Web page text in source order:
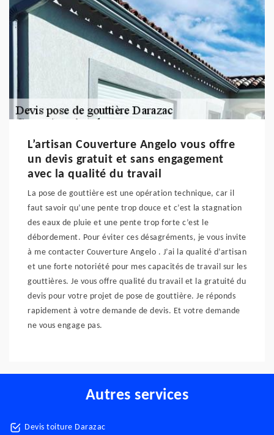
L’artisan Couverture Angelo vous offre
un devis gratuit et sans engagement
avec la qualité du travail
La pose de gouttière est une opération technique, car il
faut savoir qu’une pente trop douce et c’est la stagnation
des eaux de pluie et une pente trop forte c’est le
débordement. Pour éviter ces désagréments, je vous invite
à me contacter Couverture Angelo . J’ai la qualité d’artisan
et une forte notoriété pour mes capacités de travail sur les
gouttières. Je vous offre qualité du travail et la gratuité du
devis pour votre projet de pose de gouttière. Je réponds
rapidement à votre demande de devis. Et votre demande
ne vous engage pas.
Autres services
Devis toiture Darazac